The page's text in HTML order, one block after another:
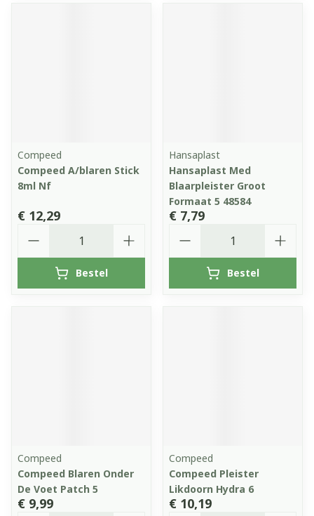
Compeed
Compeed A/blaren Stick
8ml Nf
€ 12,29
Bestel
Hansaplast
Hansaplast Med
Blaarpleister Groot
Formaat 5 48584
€ 7,79
Bestel
Compeed
Compeed Blaren Onder
De Voet Patch 5
€ 9,99
Compeed
Compeed Pleister
Likdoorn Hydra 6
€ 10,19